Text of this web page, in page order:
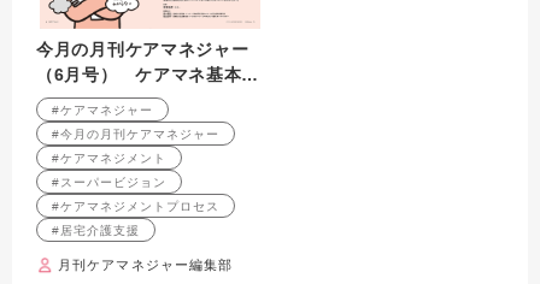
今月の月刊ケアマネジャー
（6月号） ケアマネ基本ス
キルアップシリーズ（6）
支援のモヤモヤの言語化か
ら気づきにつなげる スーパ
ービジョン
#ケアマネジャー
#今月の月刊ケアマネジャー
#ケアマネジメント
#スーパービジョン
#ケアマネジメントプロセス
#居宅介護支援
月刊ケアマネジャー編集部